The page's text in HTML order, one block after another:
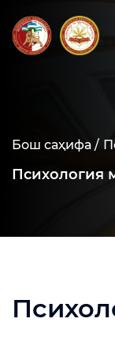
Бош саҳифа /
Психология